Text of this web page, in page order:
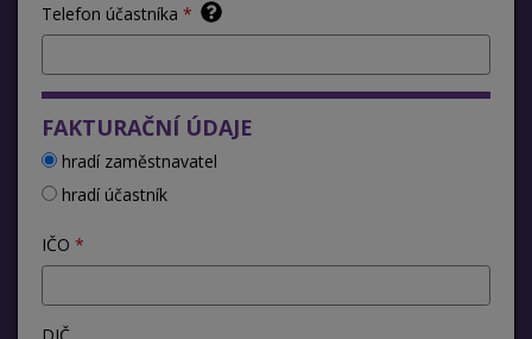
Telefon účastníka
FAKTURAČNÍ ÚDAJE
hradí zaměstnavatel
hradí účastník
IČO
DIČ